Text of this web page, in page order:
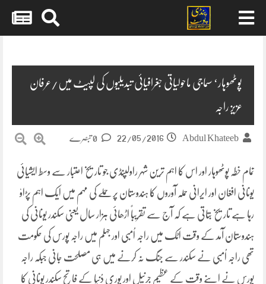
پوٹھوہار‘ سماجی ماحولیاتی جغرافیائی تبدیلیوں کی لپیٹ میں/عرفان
عزیز راجہ
Abdul Khateeb
22/05/2016
تمام خطہ پوٹھوہار اور اس کا اہم ترین شہر راولپنڈی جو تاریخ اعتبار سے وسط ایشیائی
یونانی افغان اور ایرانی حملہ آوروں کا ہندوستان پر حملے کی مہم میں ایک اہم پڑاوٗ
رہا ہے تاریخ بتاتی ہے کہ آج سے تقریباً اڑھائی ہزار سال یعنی سکندر یونانی کی
ہندوستان آمد کے وقت اٹک میں راجہ اُمبی اور جہلم میں راجہ پورس کی حکومت
تھی راجہ اُمبی نے سکندر سے جنگ نہ کرنے میں ہی مصلحت جانی جبکہ راجہ
پورس نے اپنے وقت کے عظیم جرنیل اور پوری دُنیا کے فاتح سکندر یونانی کا